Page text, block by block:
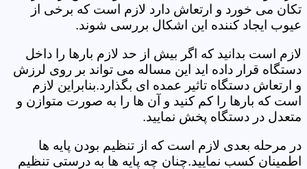
تکان می خورد و ارتعاش دارد لازم است که برخی از
عیوب ایجاد کننده این اشکال بررسی شوند.
لازم است بدانید که اگر بیش از حد لازم بارها را داخل
دستگاه قرار داده اید این مساله می تواند بر روی لرزش
و ارتعاش دستگاه تاثیر عمده ای بگذارد.بنابراین لازم
است که بارها را کم کنید و آن ها را به صورت متوازن و
متعدل در دستگاه پخش نمایید.
در مرحله بعدی لازم است که از تنظیم بودن پایه ها
اطمینان کسب نمایید.چنان چه پایه ها به درستی تنظیم